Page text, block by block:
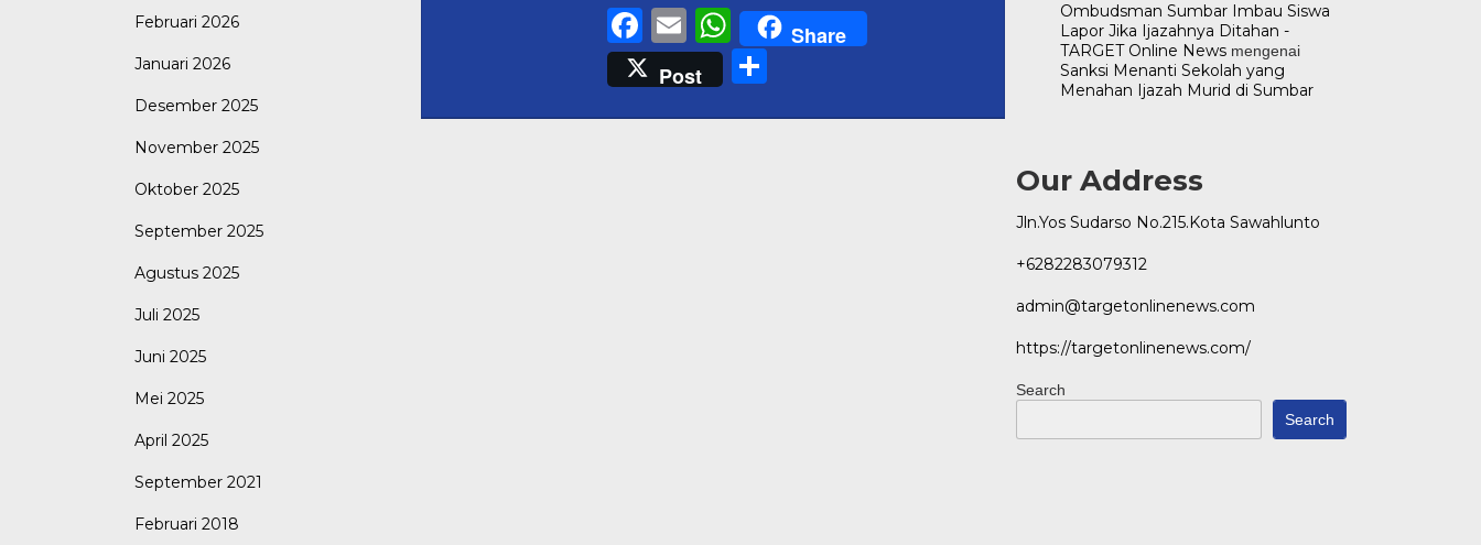
Februari 2026
Januari 2026
Desember 2025
November 2025
Oktober 2025
September 2025
Agustus 2025
Juli 2025
Juni 2025
Mei 2025
April 2025
September 2021
Februari 2018
Facebook
EmailWhatsApp
Share
Post
Ombudsman Sumbar Imbau Siswa
Lapor Jika Ijazahnya Ditahan -
TARGET Online Newsmengenai
Sanksi Menanti Sekolah yang
Menahan Ijazah Murid di Sumbar
Our Address
Jln.Yos Sudarso No.215.Kota Sawahlunto
+6282283079312
admin@targetonlinenews.com
https://targetonlinenews.com/
Search
Search